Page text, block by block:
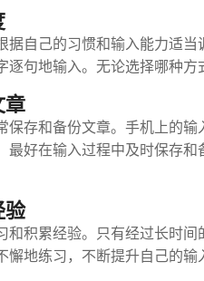
自己的习惯和输入能力适
句地输入。无论选择哪种方
章
保存和备份文章。手机上的
好在输入过程中及时保存和
验
和积累经验。只有经过长时
地练习，不断提升自己的输